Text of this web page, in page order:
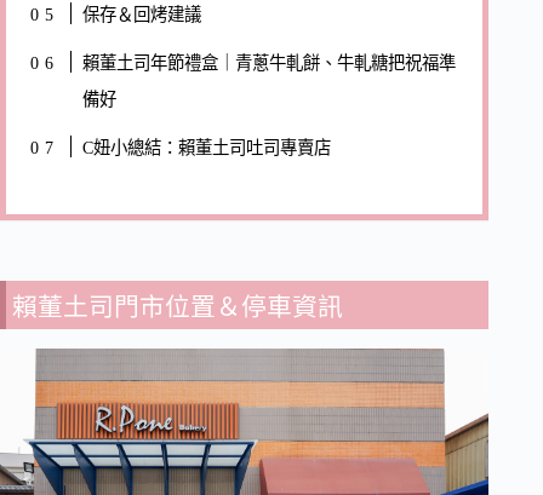
保存＆回烤建議
賴董土司年節禮盒｜青蔥牛軋餅、牛軋糖把祝福準
備好
C妞小總結：賴董土司吐司專賣店
賴董土司門市位置＆停車資訊